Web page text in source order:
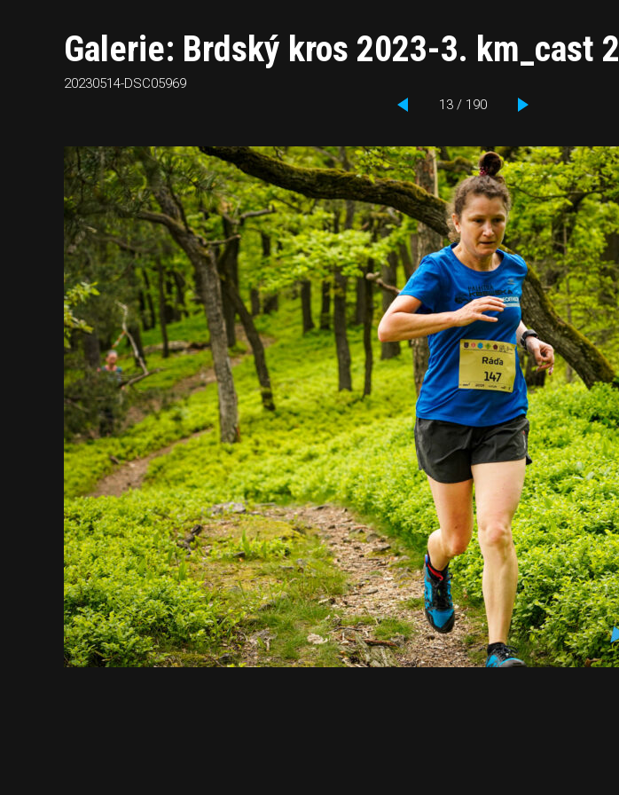
Galerie: Brdský kros 2023-3. km_cast 2
20230514-DSC05969
13 / 190